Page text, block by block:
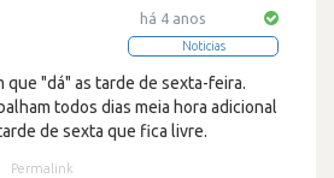
há 4 anos
Noticias
que "dá" as tarde de sexta-feira.
todos dias meia hora adicional
de sexta que fica livre.
Permalink